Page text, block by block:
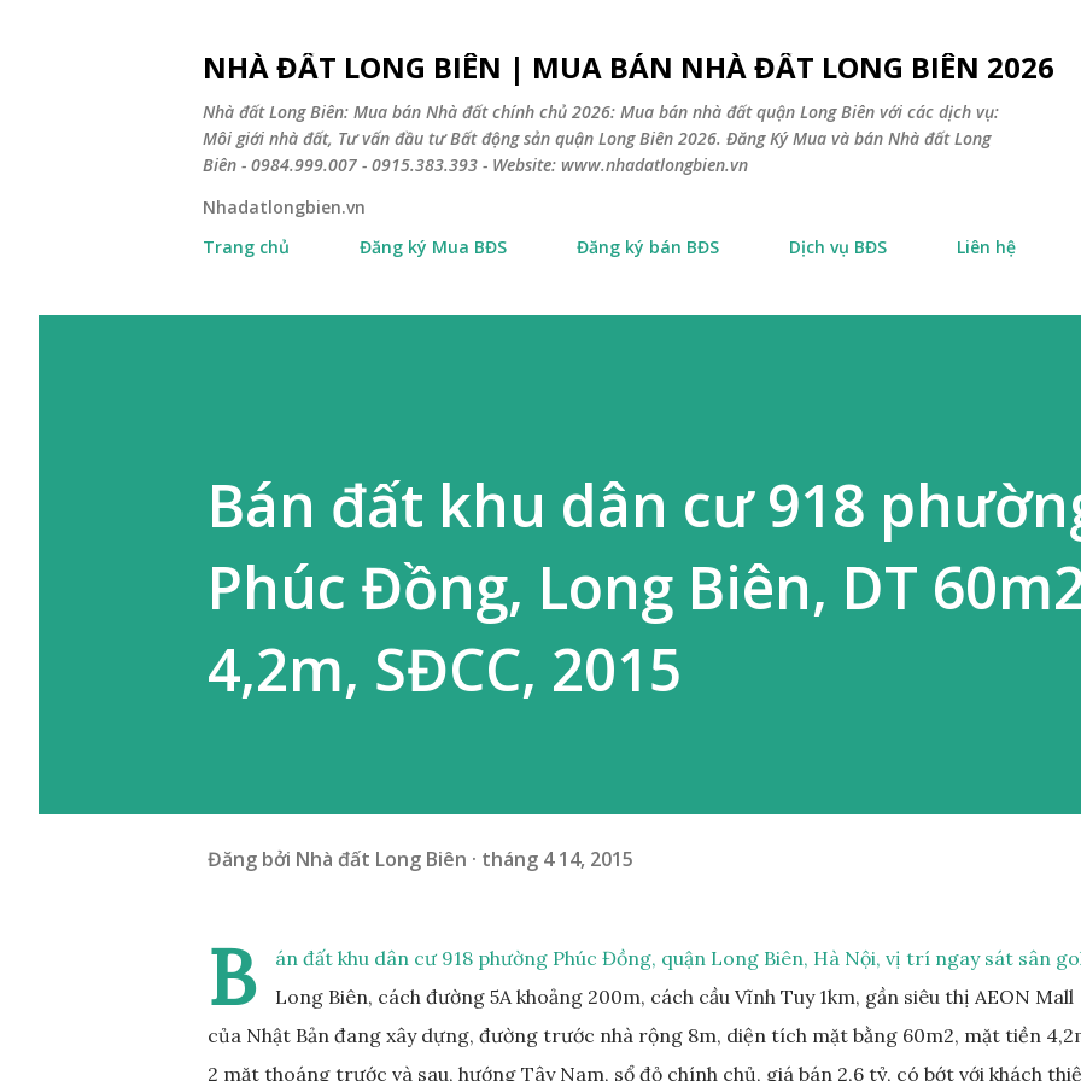
NHÀ ĐẤT LONG BIÊN | MUA BÁN NHÀ ĐẤT LONG BIÊN 2026
Nhà đất Long Biên: Mua bán Nhà đất chính chủ 2026: Mua bán nhà đất quận Long Biên với các dịch vụ:
Môi giới nhà đất, Tư vấn đầu tư Bất động sản quận Long Biên 2026. Đăng Ký Mua và bán Nhà đất Long
Biên - 0984.999.007 - 0915.383.393 - Website: www.nhadatlongbien.vn
Nhadatlongbien.vn
Trang chủ
Đăng ký Mua BĐS Đăng ký bán BĐS Dịch vụ BĐS Liên hệ
Bán đất khu dân cư 918
Phúc Đồng, Long Biên, DT
4,2m, SĐCC, 2015
Đăng bởi Nhà đất Long Biên tháng 4 14, 2015
B
án đất khu dân cư 918 phường Phúc Đồng, quận Long Biên, Hà Nội, vị trí ngay sát sân
Long Biên, cách đường 5A khoảng 200m, cách cầu Vĩnh Tuy 1km, gần siêu thị AEON Mall
của Nhật Bản đang xây dựng, đường trước nhà rộng 8m, diện tích mặt bằng 60m2, mặt tiền
2 mặt thoáng trước và sau, hướng Tây Nam, sổ đỏ chính chủ, giá bán 2,6 tỷ, có bớt với khách